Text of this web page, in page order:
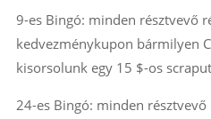
9-es Bingó: minden résztvevő
kedvezménykupon bármilyen
kisorsolunk egy 15 $-os
24-es Bingó: minden résztvevő